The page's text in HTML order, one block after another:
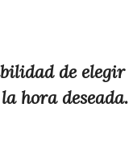
de
hora deseada.